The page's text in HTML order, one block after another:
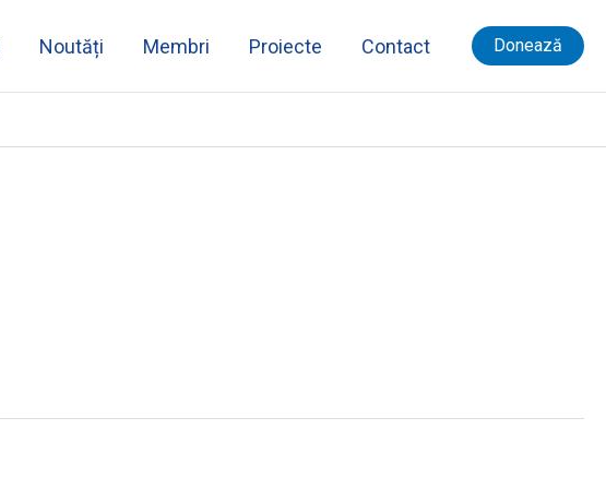
Noutăți Membri Proiecte Contact Donează